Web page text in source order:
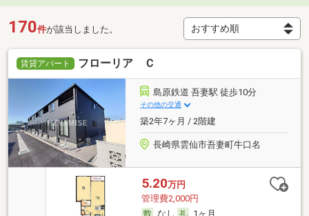
170件が該当しました。
賃貸アパート フローリア Ｃ
島原鉄道 吾妻駅 徒歩10分
その他の交通
築2年7ヶ月 / 2階建
長崎県雲仙市吾妻町牛口名
5.20万円
管理費2,000円
なし
1ヶ月